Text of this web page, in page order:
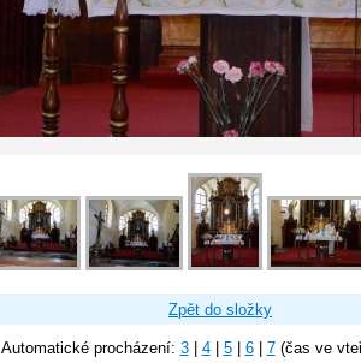
Zpět do složky
Automatické procházení: 3| 4| 5| 6| 7(čas ve